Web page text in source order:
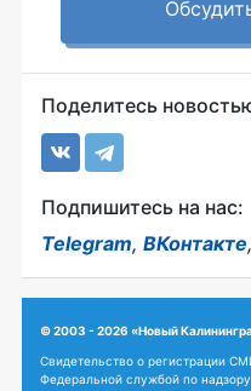
Поделитесь
Подпишитесь на нас:
Telegram, ВКонтакте,
© 2003 - 2026 «Новый
Свидетельство о регистрации
Федеральной службой по